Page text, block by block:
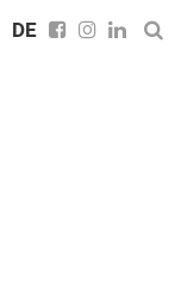
DE